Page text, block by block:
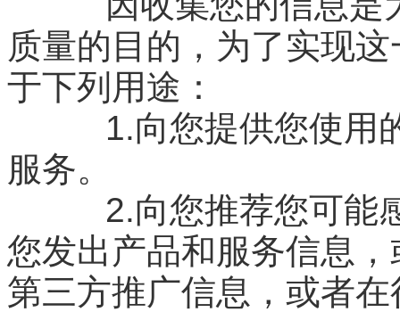
质量的目的，为了实现
于下列用途：
1.向您提供您使用的
服务。
2.向您推荐您可能感
您发出产品和服务信息
第三方推广信息，或者